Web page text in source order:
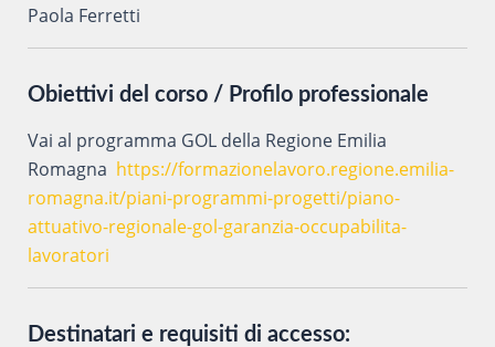
Paola Ferretti
Obiettivi del corso / Profilo professionale
Vai al programma GOL della Regione Emilia
Romagna https://formazionelavoro.regione.emilia-
romagna.it/piani-programmi-progetti/piano-
attuativo-regionale-gol-garanzia-occupabilita-
lavoratori
Destinatari e requisiti di accesso: